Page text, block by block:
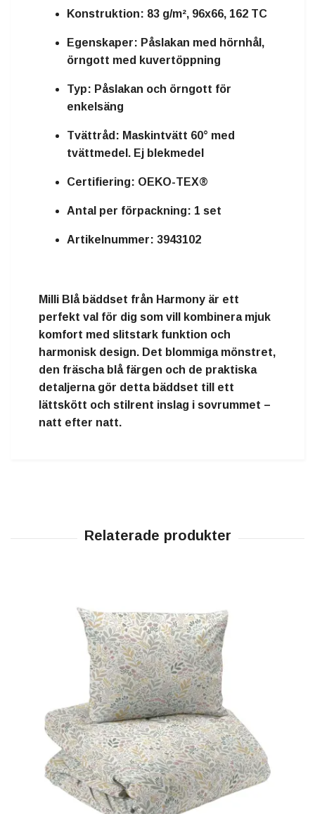
Konstruktion: 83 g/m², 96x66, 162 TC
Egenskaper: Påslakan med hörnhål,
örngott med kuvertöppning
Typ: Påslakan och örngott för
enkelsäng
Tvättråd: Maskintvätt 60° med
tvättmedel. Ej blekmedel
Certifiering: OEKO-TEX®
Antal per förpackning: 1 set
Artikelnummer: 3943102
Milli Blå bäddset från Harmony är ett
perfekt val för dig som vill kombinera mjuk
komfort med slitstark funktion och
harmonisk design. Det blommiga mönstret,
den fräscha blå färgen och de praktiska
detaljerna gör detta bäddset till ett
lättskött och stilrent inslag i sovrummet –
natt efter natt.